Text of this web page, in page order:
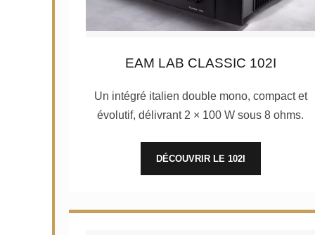
EAM LAB CLASSIC 102I
Un intégré italien double mono, compact et
évolutif, délivrant 2 × 100 W sous 8 ohms.
DÉCOUVRIR LE 102I